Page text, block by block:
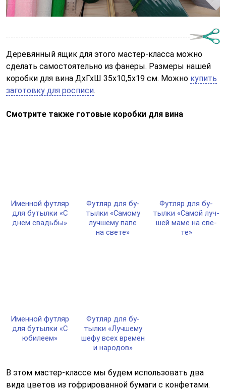
Деревянный ящик для этого мастер-класса можно
сделать самостоятельно из фанеры. Размеры нашей
коробки для вина ДхГхШ 35х10,5х19 см. Можно купить
заготовку для росписи.
Смотрите также готовые коробки для вина
Имен­ной фут­ляр
для бу­тыл­ки «С
днем свадь­бы»
Фут­ляр для бу­
тыл­ки «Само­му
луч­ше­му па­пе
на све­те»
Фут­ляр для бу­
тыл­ки «Самой луч­
шей ма­ме на све­
те»
Имен­ной фут­ляр
для бу­тыл­ки «С
юби­ле­ем»
Фут­ляр для бу­
тыл­ки «Луч­ше­му
ше­фу всех вре­мен
и на­ро­дов»
В этом мастер-классе мы будем использовать два
вида цветов из гофрированной бумаги с конфетами.